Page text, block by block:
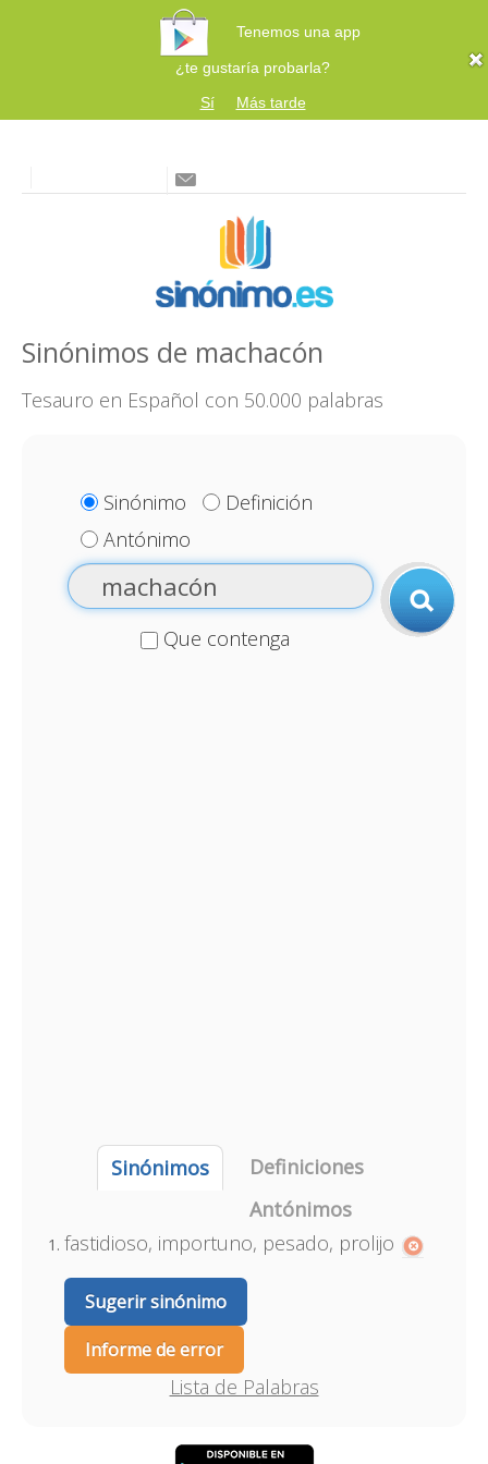
Tenemos una app
¿te gustaría probarla?
Sí
Más tarde
Sinónimos de machacón
Tesauro en Español con 50.000 palabras
Sinónimo
Definición
Antónimo
Que contenga
Sinónimos
Definiciones
Antónimos
fastidioso, importuno, pesado, prolijo
Sugerir sinónimo
Informe de error
Lista de Palabras